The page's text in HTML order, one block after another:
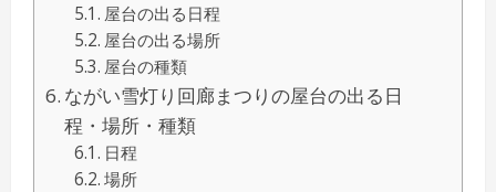
屋台の出る日程
屋台の出る場所
屋台の種類
ながい雪灯り回廊まつりの屋台の出る日
程・場所・種類
日程
場所